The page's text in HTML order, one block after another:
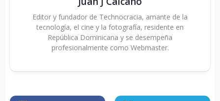
Editor y fundador de Technocracia, amante de la
tecnología, el cine y la fotografía, residente en
República Dominicana y se desempeña
profesionalmente como Webmaster.